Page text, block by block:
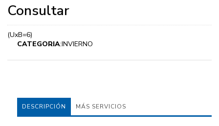
Consultar
(UxB=6)
CATEGORIA:INVIERNO
DESCRIPCIÓN MÁS SERVICIOS